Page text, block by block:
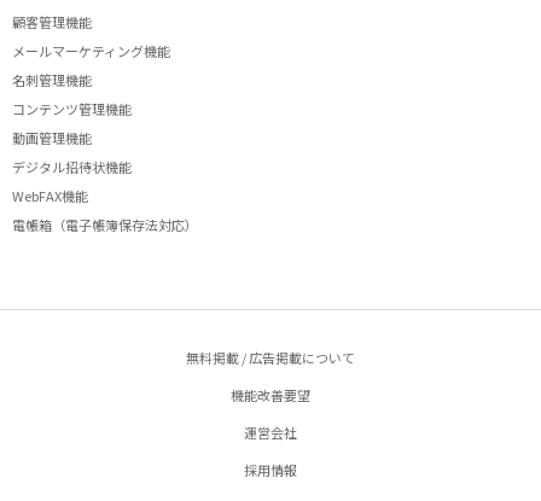
顧客管理機能
メールマーケティング機能
名刺管理機能
コンテンツ管理機能
動画管理機能
デジタル招待状機能
WebFAX機能
電帳箱（電子帳簿保存法対応）
無料掲載 / 広告掲載について
機能改善要望
運営会社
採用情報